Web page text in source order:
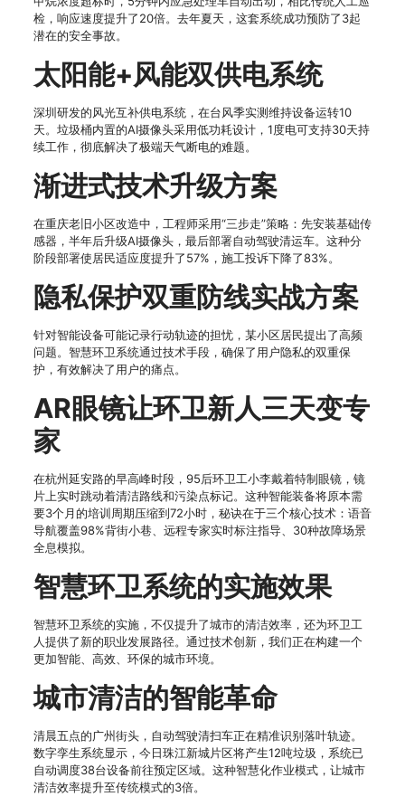
检，响应速度提升了20倍。去年夏天，这套系统成功预防了3起
潜在的安全事故。
太阳能+风能双供电系统
深圳研发的风光互补供电系统，在台风季实测维持设备运转10
天。垃圾桶内置的AI摄像头采用低功耗设计，1度电可支持30天持
续工作，彻底解决了极端天气断电的难题。
渐进式技术升级方案
在重庆老旧小区改造中，工程师采用“三步走”策略：先安装基础传
感器，半年后升级AI摄像头，最后部署自动驾驶清运车。这种分
阶段部署使居民适应度提升了57%，施工投诉下降了83%。
隐私保护双重防线实战方案
针对智能设备可能记录行动轨迹的担忧，某小区居民提出了高频
问题。智慧环卫系统通过技术手段，确保了用户隐私的双重保
护，有效解决了用户的痛点。
AR眼镜让环卫新人三天变专
家
在杭州延安路的早高峰时段，95后环卫工小李戴着特制眼镜，镜
片上实时跳动着清洁路线和污染点标记。这种智能装备将原本需
要3个月的培训周期压缩到72小时，秘诀在于三个核心技术：语音
导航覆盖98%背街小巷、远程专家实时标注指导、30种故障场景
全息模拟。
智慧环卫系统的实施效果
智慧环卫系统的实施，不仅提升了城市的清洁效率，还为环卫工
人提供了新的职业发展路径。通过技术创新，我们正在构建一个
更加智能、高效、环保的城市环境。
城市清洁的智能革命
清晨五点的广州街头，自动驾驶清扫车正在精准识别落叶轨迹。
数字孪生系统显示，今日珠江新城片区将产生12吨垃圾，系统已
自动调度38台设备前往预定区域。这种智慧化作业模式，让城市
清洁效率提升至传统模式的3倍。